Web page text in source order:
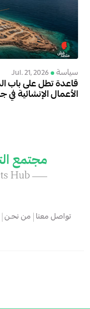
سياسة Jul. 21, 2026
قاعدة تطل على
الأعمال الإنشائية في
تواصل معنا من نحـن